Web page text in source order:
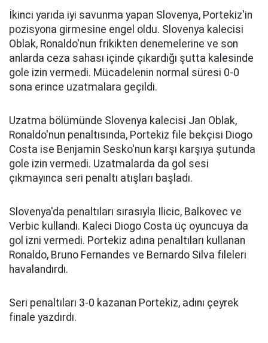
İkinci yarıda iyi savunma yapan Slovenya, Portekiz'in
pozisyona girmesine engel oldu. Slovenya kalecisi
Oblak, Ronaldo'nun frikikten denemelerine ve son
anlarda ceza sahası içinde çıkardığı şutta kalesinde
gole izin vermedi. Mücadelenin normal süresi 0-0
sona erince uzatmalara geçildi.
Uzatma bölümünde Slovenya kalecisi Jan Oblak,
Ronaldo'nun penaltısında, Portekiz file bekçisi Diogo
Costa ise Benjamin Sesko'nun karşı karşıya şutunda
gole izin vermedi. Uzatmalarda da gol sesi
çıkmayınca seri penaltı atışları başladı.
Slovenya'da penaltıları sırasıyla Ilicic, Balkovec ve
Verbic kullandı. Kaleci Diogo Costa üç oyuncuya da
gol izni vermedi. Portekiz adına penaltıları kullanan
Ronaldo, Bruno Fernandes ve Bernardo Silva fileleri
havalandırdı.
Seri penaltıları 3-0 kazanan Portekiz, adını çeyrek
finale yazdırdı.